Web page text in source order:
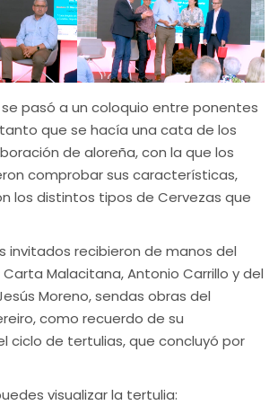
pasó a un coloquio entre ponentes
que se hacía una cata de los
de aloreña, con la que los
comprobar sus características,
los distintos tipos de Cervezas que
invitados recibieron de manos del
Malacitana, Antonio Carrillo y del
Moreno, sendas obras del
como recuerdo de su
ciclo de tertulias, que concluyó por
visualizar la tertulia: